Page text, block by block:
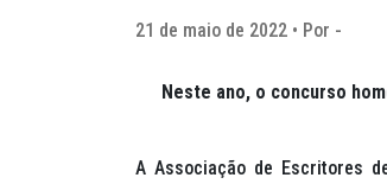
21 de maio de 2022 • Por -
Neste ano, o concurso
A Associação de Escritores